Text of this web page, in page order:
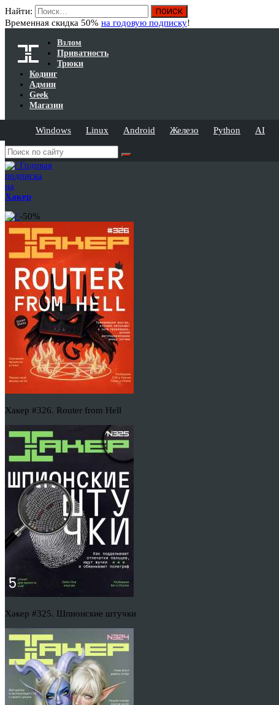
Найти:
Временная скидка 50% на годовую подписку!
Взлом
Приватность
Трюки
Кодинг
Админ
Geek
Магазин
Windows Linux Android Железо Python AI
Годовая
подписка
на
Хакер
-50%
Хакер #326. Router from Hell
Хакер #325. Шпионские штучки